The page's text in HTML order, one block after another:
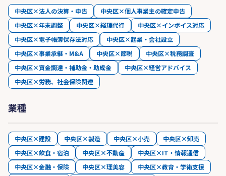
中央区×法人の決算・申告
中央区×個人事業主の確定申告
中央区×年末調整
中央区×経理代行
中央区×インボイス対応
中央区×電子帳簿保存法対応
中央区×起業・会社設立
中央区×事業承継・M&A
中央区×節税
中央区×税務調査
中央区×資金調達・補助金・助成金
中央区×経営アドバイス
中央区×労務、社会保険関連
業種
中央区×建設 中央区×製造 中央区×小売
中央区×卸売
中央区×飲食・宿泊
中央区×不動産
中央区×IT・情報通信
中央区×金融・保険
中央区×理美容
中央区×教育・学術支援